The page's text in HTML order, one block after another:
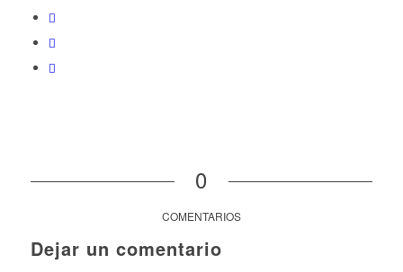
0
COMENTARIOS
Dejar un comentario